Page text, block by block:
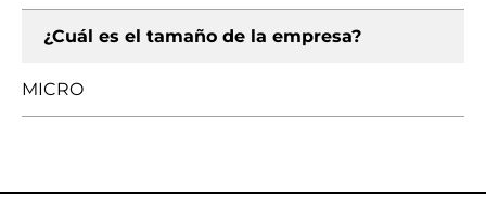
¿Cuál es el tamaño de la empresa?
MICRO